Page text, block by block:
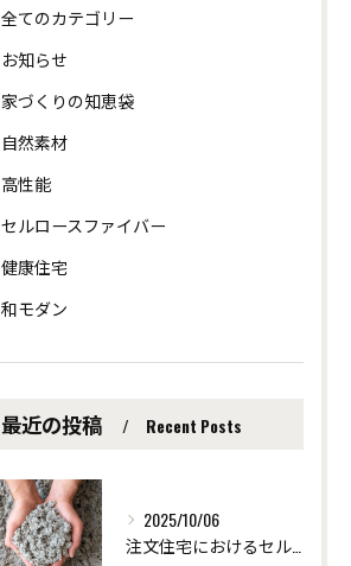
全てのカテゴリー
お知らせ
家づくりの知恵袋
自然素材
高性能
セルロースファイバー
健康住宅
和モダン
最近の投稿 Recent Posts
2025/10/06